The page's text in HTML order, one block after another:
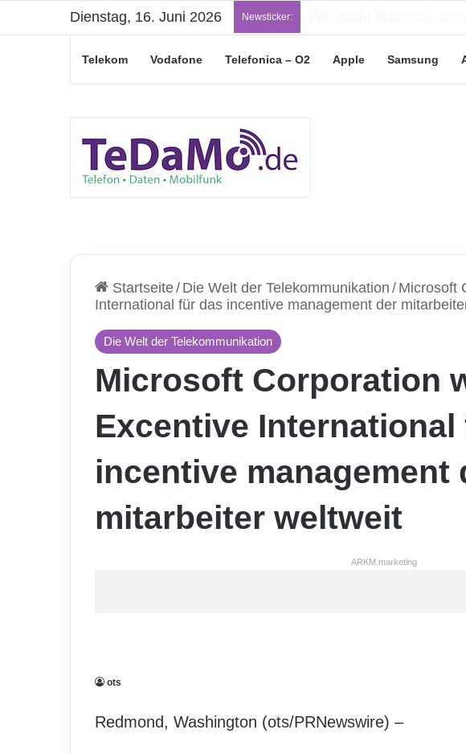
Dienstag, 16. Juni 2026 Newsticker:
Telekom Vodafone Telefonica – O2 Apple Samsung
Startseite/ Die Welt der Telekommunikation / Microsoft
International für das incentive management der
Die Welt der Telekommunikation
Microsoft Corporation
Excentive International
incentive management
mitarbeiter weltweit
ARKM.marketing
ots
Redmond, Washington (ots/PRNewswire) –